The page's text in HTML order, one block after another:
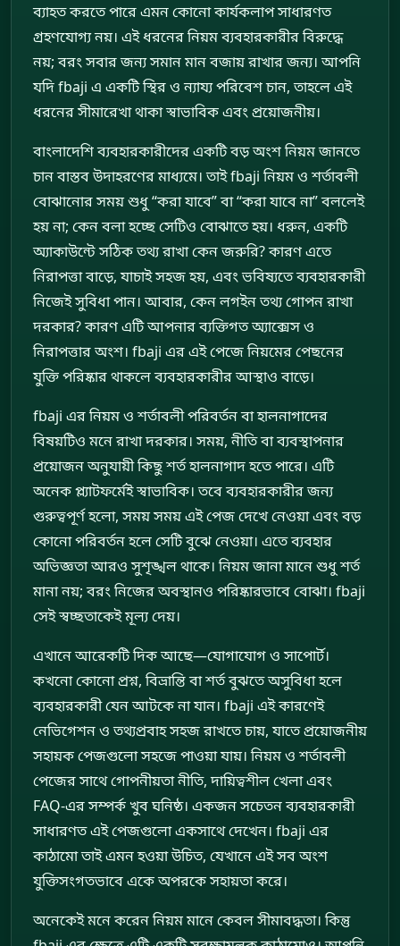
ব্যাহত করতে পারে এমন কোনো কার্যকলাপ সাধারণত
গ্রহণযোগ্য নয়। এই ধরনের নিয়ম ব্যবহারকারীর বিরুদ্ধে
নয়; বরং সবার জন্য সমান মান বজায় রাখার জন্য। আপনি
যদি fbaji এ একটি স্থির ও ন্যায্য পরিবেশ চান, তাহলে এই
ধরনের সীমারেখা থাকা স্বাভাবিক এবং প্রয়োজনীয়।
বাংলাদেশি ব্যবহারকারীদের একটি বড় অংশ নিয়ম জানতে
চান বাস্তব উদাহরণের মাধ্যমে। তাই fbaji নিয়ম ও শর্তাবলী
বোঝানোর সময় শুধু “করা যাবে” বা “করা যাবে না” বললেই
হয় না; কেন বলা হচ্ছে সেটিও বোঝাতে হয়। ধরুন, একটি
অ্যাকাউন্টে সঠিক তথ্য রাখা কেন জরুরি? কারণ এতে
নিরাপত্তা বাড়ে, যাচাই সহজ হয়, এবং ভবিষ্যতে ব্যবহারকারী
নিজেই সুবিধা পান। আবার, কেন লগইন তথ্য গোপন রাখা
দরকার? কারণ এটি আপনার ব্যক্তিগত অ্যাক্সেস ও
নিরাপত্তার অংশ। fbaji এর এই পেজে নিয়মের পেছনের
যুক্তি পরিষ্কার থাকলে ব্যবহারকারীর আস্থাও বাড়ে।
fbaji এর নিয়ম ও শর্তাবলী পরিবর্তন বা হালনাগাদের
বিষয়টিও মনে রাখা দরকার। সময়, নীতি বা ব্যবস্থাপনার
প্রয়োজন অনুযায়ী কিছু শর্ত হালনাগাদ হতে পারে। এটি
অনেক প্ল্যাটফর্মেই স্বাভাবিক। তবে ব্যবহারকারীর জন্য
গুরুত্বপূর্ণ হলো, সময় সময় এই পেজ দেখে নেওয়া এবং বড়
কোনো পরিবর্তন হলে সেটি বুঝে নেওয়া। এতে ব্যবহার
অভিজ্ঞতা আরও সুশৃঙ্খল থাকে। নিয়ম জানা মানে শুধু শর্ত
মানা নয়; বরং নিজের অবস্থানও পরিষ্কারভাবে বোঝা। fbaji
সেই স্বচ্ছতাকেই মূল্য দেয়।
এখানে আরেকটি দিক আছে—যোগাযোগ ও সাপোর্ট।
কখনো কোনো প্রশ্ন, বিভ্রান্তি বা শর্ত বুঝতে অসুবিধা হলে
ব্যবহারকারী যেন আটকে না যান। fbaji এই কারণেই
নেভিগেশন ও তথ্যপ্রবাহ সহজ রাখতে চায়, যাতে প্রয়োজনীয়
সহায়ক পেজগুলো সহজে পাওয়া যায়। নিয়ম ও শর্তাবলী
পেজের সাথে গোপনীয়তা নীতি, দায়িত্বশীল খেলা এবং
FAQ-এর সম্পর্ক খুব ঘনিষ্ঠ। একজন সচেতন ব্যবহারকারী
সাধারণত এই পেজগুলো একসাথে দেখেন। fbaji এর
কাঠামো তাই এমন হওয়া উচিত, যেখানে এই সব অংশ
যুক্তিসংগতভাবে একে অপরকে সহায়তা করে।
অনেকেই মনে করেন নিয়ম মানে কেবল সীমাবদ্ধতা। কিন্তু